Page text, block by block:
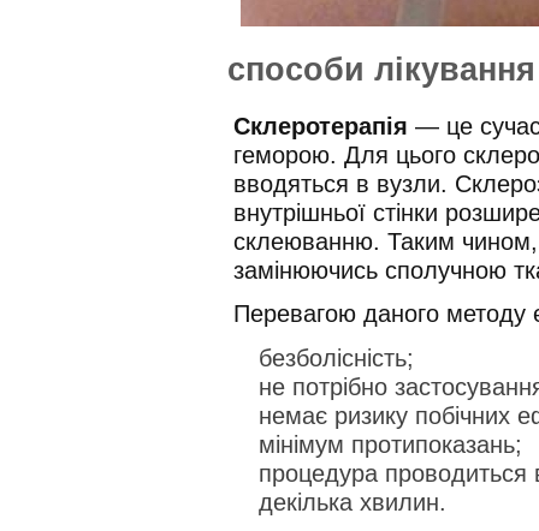
способи лікування
Склеротерапія — це
геморою. Для цього
вводяться в вузли.
внутрішньої стінки
склеюванню. Таким чином,
замінюючись сполучною
Перевагою даного методу
безболісність;
не потрібно
немає ризику побічних
мінімум протипоказань;
процедура проводиться
декілька хвилин.